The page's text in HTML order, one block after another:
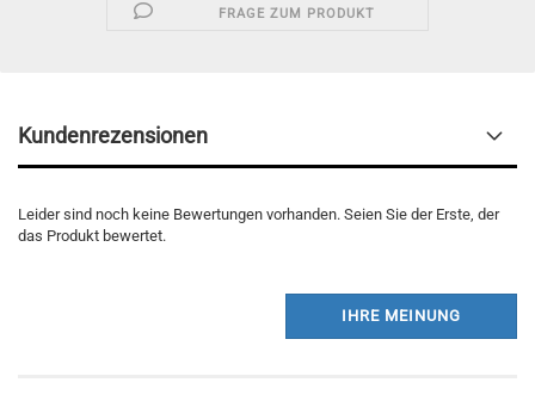
FRAGE ZUM PRODUKT
Kundenrezensionen
Leider sind noch keine Bewertungen vorhanden. Seien Sie der Erste, der
das Produkt bewertet.
IHRE MEINUNG